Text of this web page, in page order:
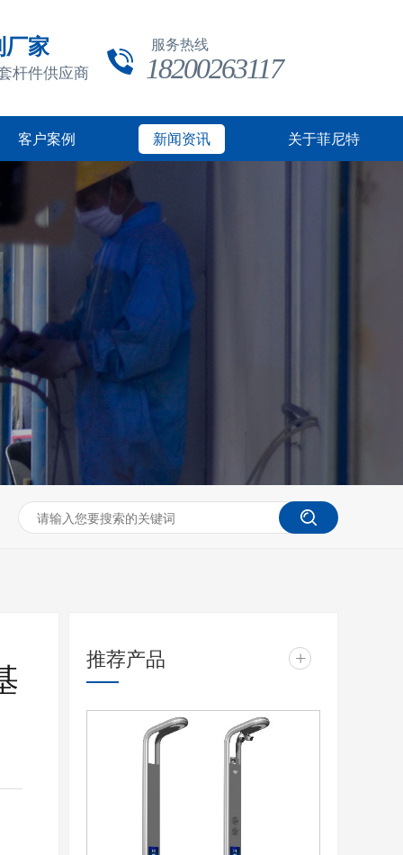
厂家
杆件供应商
服务热线
18200263117
客户案例 新闻资讯 关于菲尼特
推荐产品 +